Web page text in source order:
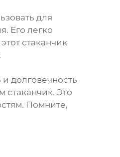
для
Его легко
стаканчик
долговечность
стаканчик. Это
Помните,